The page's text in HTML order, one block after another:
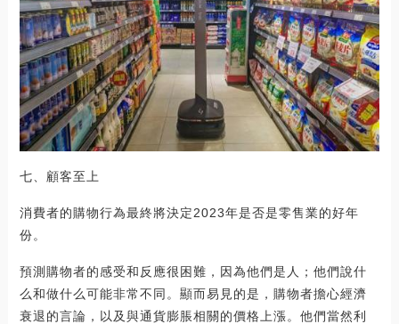
七、顧客至上
消費者的購物行為最終將決定2023年是否是零售業的好年
份。
預測購物者的感受和反應很困難，因為他們是人；他們說什
么和做什么可能非常不同。顯而易見的是，購物者擔心經濟
衰退的言論，以及與通貨膨脹相關的價格上漲。他們當然利